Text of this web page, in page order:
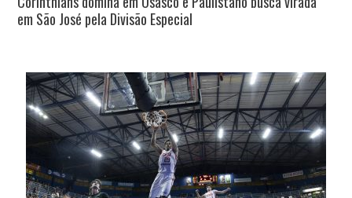
em São José pela Divisão Especial